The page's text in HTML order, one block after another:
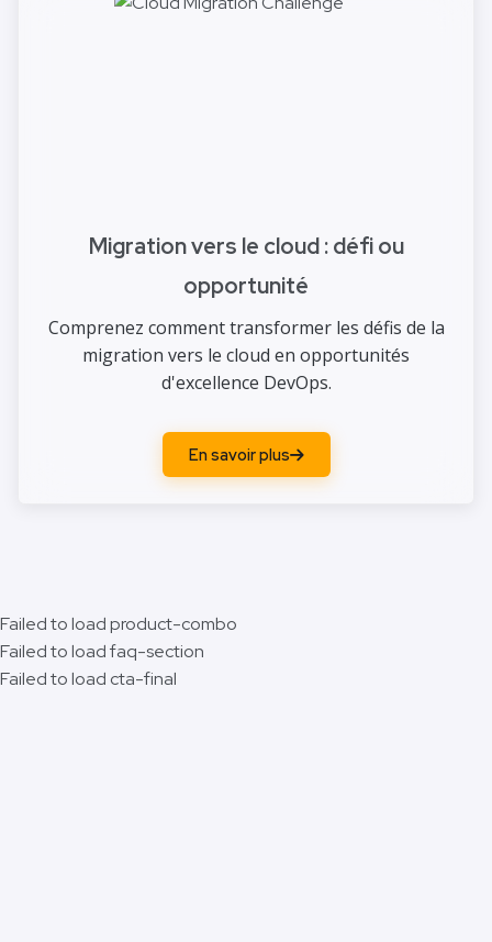
Migration vers le cloud : défi ou
opportunité
Comprenez comment transformer les défis de la
migration vers le cloud en opportunités
d'excellence DevOps.
En savoir plus
Failed to load product-combo
Failed to load faq-section
Failed to load cta-final